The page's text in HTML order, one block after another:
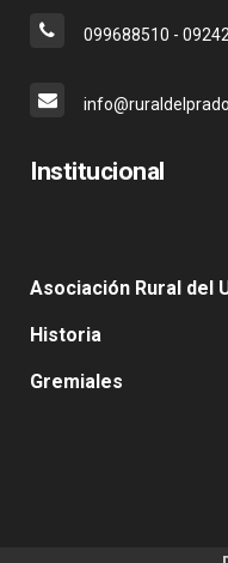
099688510 -
Institucional
Asociación Rural del
Historia
Gremiales